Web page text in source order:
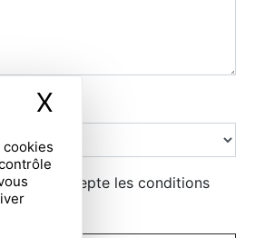
X
trois
case, j'accepte les conditions
**